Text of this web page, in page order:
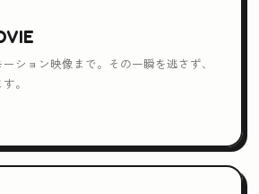
ション映像まで。その一瞬を逃さず、
。